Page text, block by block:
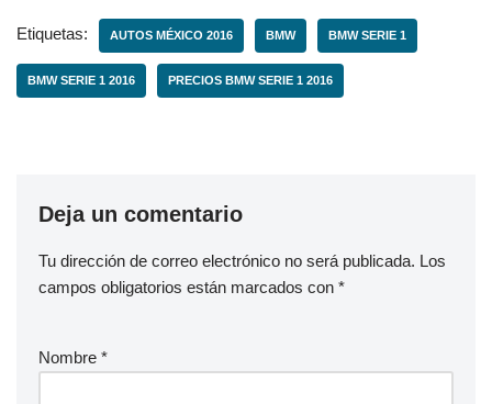
Etiquetas: AUTOS MÉXICO 2016 BMW BMW SERIE 1
BMW SERIE 1 2016 PRECIOS BMW SERIE 1 2016
Deja un comentario
Tu dirección de correo electrónico no será publicada. Los
campos obligatorios están marcados con *
Nombre *